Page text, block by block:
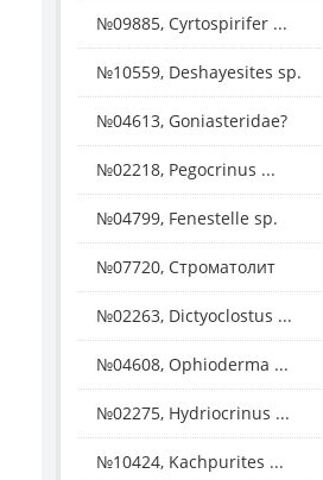
№09885, Cyrtospirifer ...
№10559, Deshayesites sp.
№04613, Goniasteridae?
№02218, Pegocrinus ...
№04799, Fenestelle sp.
№07720, Строматолит
№02263, Dictyoclostus ...
№04608, Ophioderma ...
№02275, Hydriocrinus ...
№10424, Kachpurites ...